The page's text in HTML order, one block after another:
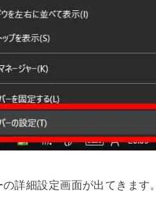
詳細設定画面が出てきます。